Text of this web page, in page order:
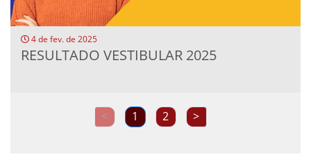
4 de fev. de 2025
RESULTADO VESTIBULAR 2025
< 1 2 >